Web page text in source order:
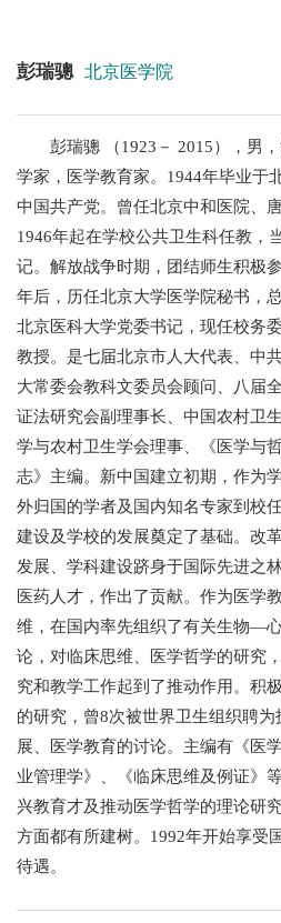
彭瑞骢 北京医学院
彭瑞骢 （1923－ 2015），男
学家，医学教育家。1944年毕业于
中国共产党。曾任北京中和医院、
1946年起在学校公共卫生科任教，
记。解放战争时期，团结师生积极
年后，历任北京大学医学院秘书，
北京医科大学党委书记，现任校务
教授。是七届北京市人大代表、中
大常委会教科文委员会顾问、八届
证法研究会副理事长、中国农村卫
学与农村卫生学会理事、《医学与
志》主编。新中国建立初期，作为
外归国的学者及国内知名专家到校
建设及学校的发展奠定了基础。改
发展、学科建设跻身于国际先进之
医药人才，作出了贡献。作为医学
维，在国内率先组织了有关生物—
论，对临床思维、医学哲学的研究
究和教学工作起到了推动作用。积
的研究，曾8次被世界卫生组织聘
展、医学教育的讨论。主编有《医
业管理学》、《临床思维及例证》
兴教育才及推动医学哲学的理论研
方面都有所建树。1992年开始享受
待遇。